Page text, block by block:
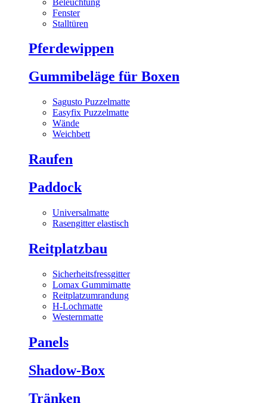
Fenster
Stalltüren
Pferdewippen
Gummibeläge für Boxen
Sagusto Puzzelmatte
Easyfix Puzzelmatte
Wände
Weichbett
Raufen
Paddock
Universalmatte
Rasengitter elastisch
Reitplatzbau
Sicherheitsfressgitter
Lomax Gummimatte
Reitplatzumrandung
H-Lochmatte
Westernmatte
Panels
Shadow-Box
Tränken